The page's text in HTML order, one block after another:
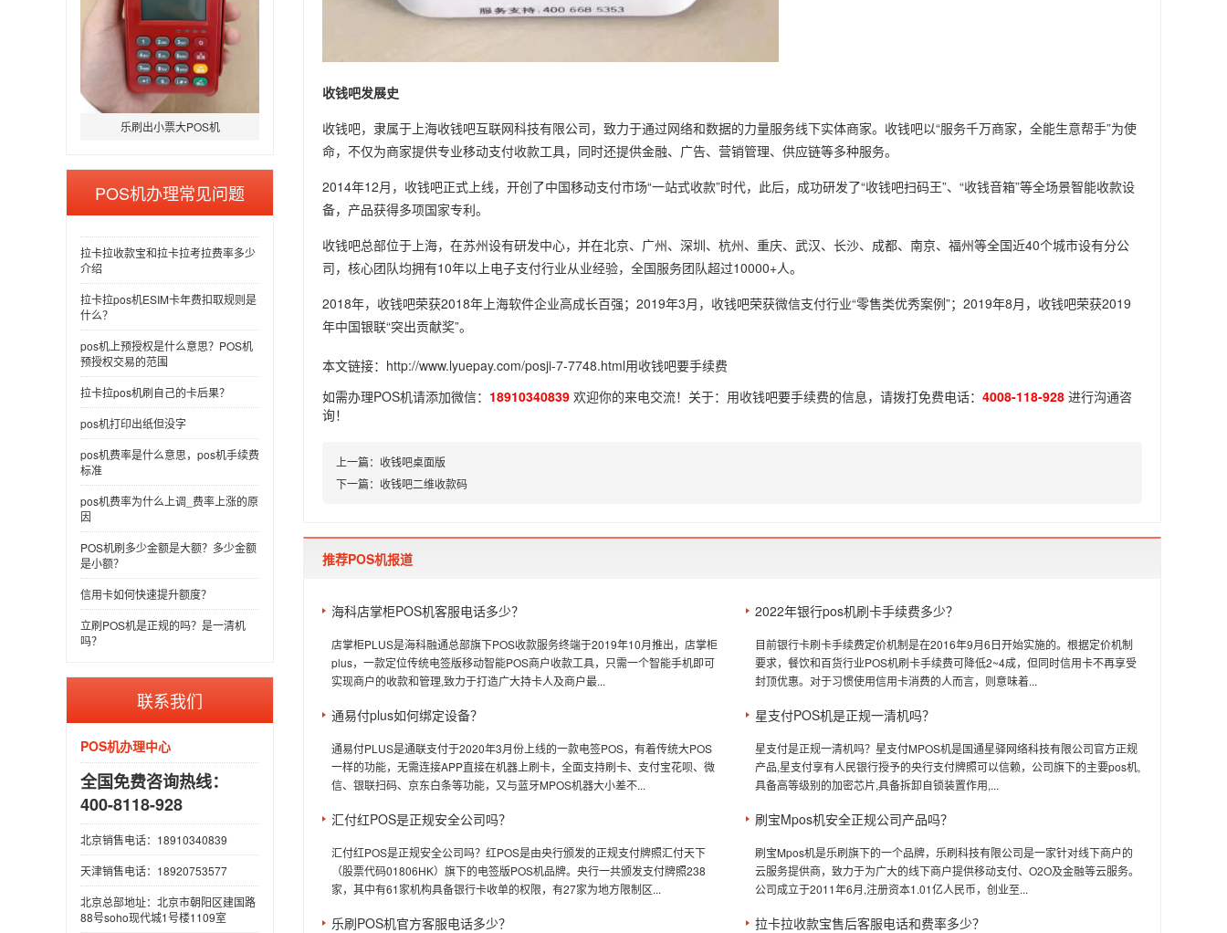
乐刷出小票大POS机
POS机办理常见问题
拉卡拉收款宝和拉卡拉考拉费率多少
介绍
拉卡拉pos机ESIM卡年费扣取规则是
什么？
pos机上预授权是什么意思？POS机
预授权交易的范围
拉卡拉pos机刷自己的卡后果？
pos机打印出纸但没字
pos机费率是什么意思，pos机手续费
标准
pos机费率为什么上调_费率上涨的原
因
POS机刷多少金额是大额？多少金额
是小额？
信用卡如何快速提升额度？
立刷POS机是正规的吗？是一清机
吗？
联系我们
POS机办理中心
全国免费咨询热线：
400-8118-928
北京销售电话：18910340839
天津销售电话：18920753577
北京总部地址：北京市朝阳区建国路
88号soho现代城1号楼1109室
收钱吧发展史
收钱吧，隶属于上海收钱吧互联网科技有限公司，致力于通过网络和数据的力量服务线下实体商家。收钱吧以“服务千万商家，全能生意帮手”为使
命，不仅为商家提供专业移动支付收款工具，同时还提供金融、广告、营销管理、供应链等多种服务。
2014年12月，收钱吧正式上线，开创了中国移动支付市场“一站式收款”时代，此后，成功研发了“收钱吧扫码王”、“收钱音箱”等全场景智能收款设
备，产品获得多项国家专利。
收钱吧总部位于上海，在苏州设有研发中心，并在北京、广州、深圳、杭州、重庆、武汉、长沙、成都、南京、福州等全国近40个城市设有分公
司，核心团队均拥有10年以上电子支付行业从业经验，全国服务团队超过10000+人。
2018年，收钱吧荣获2018年上海软件企业高成长百强；2019年3月，收钱吧荣获微信支付行业“零售类优秀案例”；2019年8月，收钱吧荣获2019
年中国银联“突出贡献奖”。
本文链接： http://www.lyuepay.com/posji-7-7748.html用收钱吧要手续费
如需办理POS机请添加微信： 18910340839 欢迎你的来电交流！关于： 用收钱吧要手续费的信息，请拨打免费电话： 4008-118-928 进行沟通咨
询！
上一篇： 收钱吧桌面版
下一篇： 收钱吧二维收款码
推荐POS机报道
海科店掌柜POS机客服电话多少？
店掌柜PLUS是海科融通总部旗下POS收款服务终端于2019年10月推出，店掌柜
plus，一款定位传统电签版移动智能POS商户收款工具，只需一个智能手机即可
实现商户的收款和管理,致力于打造广大持卡人及商户最...
2022年银行pos机刷卡手续费多少？
目前银行卡刷卡手续费定价机制是在2016年9月6日开始实施的。根据定价机制
要求，餐饮和百货行业POS机刷卡手续费可降低2~4成，但同时信用卡不再享受
封顶优惠。对于习惯使用信用卡消费的人而言，则意味着...
通易付plus如何绑定设备？
通易付PLUS是通联支付于2020年3月份上线的一款电签POS，有着传统大POS
一样的功能，无需连接APP直接在机器上刷卡，全面支持刷卡、支付宝花呗、微
信、银联扫码、京东白条等功能，又与蓝牙MPOS机器大小差不...
星支付POS机是正规一清机吗？
星支付是正规一清机吗？星支付MPOS机是国通星驿网络科技有限公司官方正规
产品,星支付享有人民银行授予的央行支付牌照可以信赖，公司旗下的主要pos机,
具备高等级别的加密芯片,具备拆卸自锁装置作用,...
汇付红POS是正规安全公司吗？
汇付红POS是正规安全公司吗？红POS是由央行颁发的正规支付牌照汇付天下
（股票代码01806HK）旗下的电签版POS机品牌。央行一共颁发支付牌照238
家，其中有61家机构具备银行卡收单的权限，有27家为地方限制区...
刷宝Mpos机安全正规公司产品吗？
刷宝Mpos机是乐刷旗下的一个品牌，乐刷科技有限公司是一家针对线下商户的
云服务提供商，致力于为广大的线下商户提供移动支付、O2O及金融等云服务。
公司成立于2011年6月,注册资本1.01亿人民币，创业至...
乐刷POS机官方客服电话多少？ 拉卡拉收款宝售后客服电话和费率多少？